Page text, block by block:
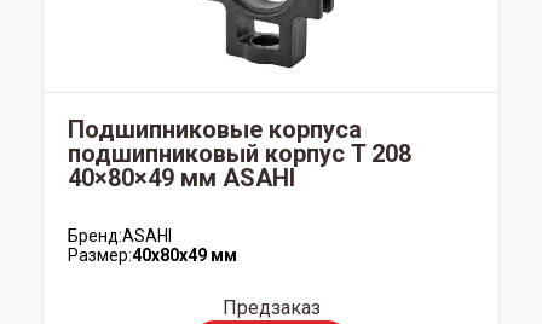
Подшипниковые корпуса
подшипниковый корпус T 208
40×80×49 мм ASAHI
Бренд:ASAHI
Размер:40x80x49 мм
Предзаказ